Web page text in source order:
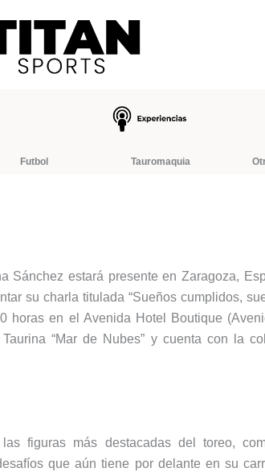
Futbol Tauromaquia
Sánchez estará presente en Zaragoza,
su charla titulada “Sueños cumplidos,
horas en el Avenida Hotel Boutique
“Mar de Nubes” y cuenta con la
figuras más destacadas del toreo,
que aún tiene por delante en su